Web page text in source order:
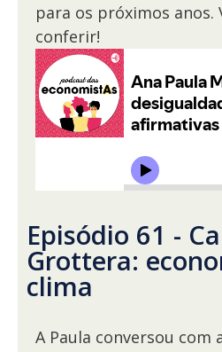
para os próximos anos.
conferir!
Episódio 61 -
Grottera:
clima
A Paula conversou com